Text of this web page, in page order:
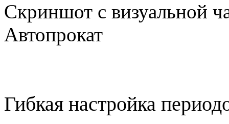
Скриншот с визуальной
Автопрокат
Гибкая настройка